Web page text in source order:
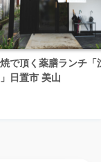
で頂く薬膳ランチ「
日置市 美山